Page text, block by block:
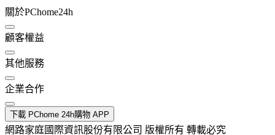
關於PChome24h
顧客權益
其他服務
企業合作
下載 PChome 24h購物 APP
網路家庭國際資訊股份有限公司 版權所有 轉載必究